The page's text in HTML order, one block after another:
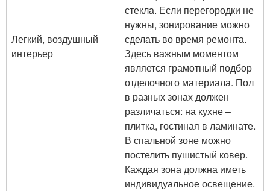
Легкий, воздушный
интерьер
стекла. Если перегородки не
нужны, зонирование можно
сделать во время ремонта.
Здесь важным моментом
является грамотный подбор
отделочного материала. Пол
в разных зонах должен
различаться: на кухне –
плитка, гостиная в ламинате.
В спальной зоне можно
постелить пушистый ковер.
Каждая зона должна иметь
индивидуальное освещение.